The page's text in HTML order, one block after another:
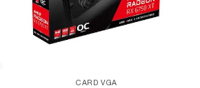
CARD VGA